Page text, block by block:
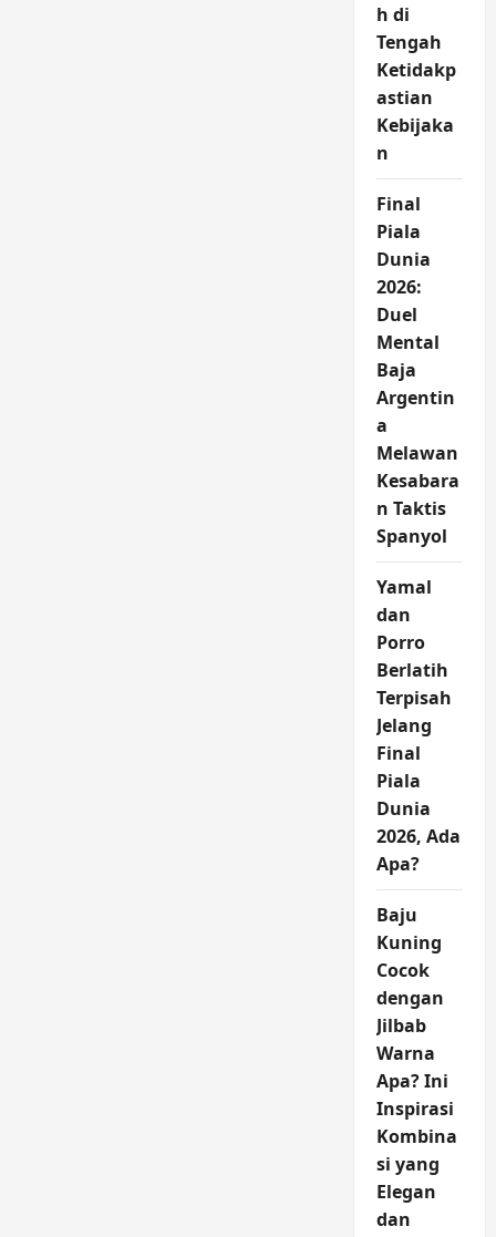
h di
Tengah
Ketidakp
astian
Kebijaka
n
Final
Piala
Dunia
2026:
Duel
Mental
Baja
Argentin
a
Melawan
Kesabara
n Taktis
Spanyol
Yamal
dan
Porro
Berlatih
Terpisah
Jelang
Final
Piala
Dunia
2026, Ada
Apa?
Baju
Kuning
Cocok
dengan
Jilbab
Warna
Apa? Ini
Inspirasi
Kombina
si yang
Elegan
dan